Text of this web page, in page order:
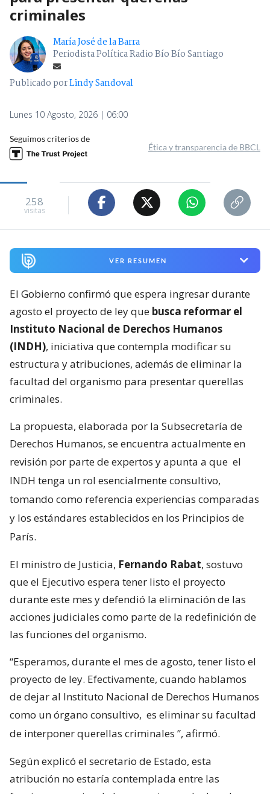
criminales
María José de la Barra
Periodista Política Radio Bío Bío Santiago
Publicado porLindy Sandoval
Lunes 10 Agosto, 2026 | 06:00
Seguimos criterios de
Ética y transparencia de BBCL
258
visitas
VER RESUMEN
El Gobierno confirmó que espera ingresar durante
agosto el proyecto de ley que busca reformar el
Instituto Nacional de Derechos Humanos
(INDH), iniciativa que contempla modificar su
estructura y atribuciones, además de eliminar la
facultad del organismo para presentar querellas
criminales.
La propuesta, elaborada por la Subsecretaría de
Derechos Humanos, se encuentra actualmente en
revisión por parte de expertos y apunta a que el
INDH tenga un rol esencialmente consultivo,
tomando como referencia experiencias comparadas
y los estándares establecidos en los Principios de
París.
El ministro de Justicia, Fernando Rabat, sostuvo
que el Ejecutivo espera tener listo el proyecto
durante este mes y defendió la eliminación de las
acciones judiciales como parte de la redefinición de
las funciones del organismo.
“Esperamos, durante el mes de agosto, tener listo el
proyecto de ley. Efectivamente, cuando hablamos
de dejar al Instituto Nacional de Derechos Humanos
como un órgano consultivo, es eliminar su facultad
de interponer querellas criminales ”, afirmó.
Según explicó el secretario de Estado, esta
atribución no estaría contemplada entre las